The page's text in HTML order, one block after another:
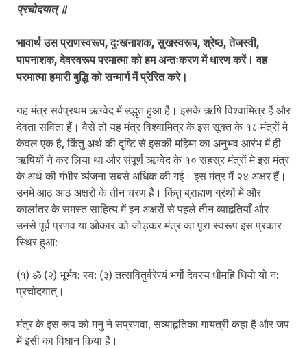
प्रचोदयात् ॥
भावार्थउस प्राणस्वरूप, दुःखनाशक, सुखस्वरूप, श्रेष्ठ, तेजस्वी,
पापनाशक, देवस्वरूप परमात्मा को हम अन्तःकरण में धारण करें। वह
परमात्मा हमारी बुद्धि को सन्मार्ग में प्रेरित करे।
यह मंत्र सर्वप्रथम ऋग्वेद में उद्धृत हुआ है। इसके ऋषि विश्वामित्र हैं और
देवता सविता हैं। वैसे तो यह मंत्र विश्वामित्र के इस सूक्त के १८ मंत्रों मे
केवल एक है, किंतु अर्थ की दृष्टि से इसकी महिमा का अनुभव आरंभ में ही
ऋषियों ने कर लिया था और संपूर्ण ऋग्वेद के १० सहस्र मंत्रों मे इस मंत्र
के अर्थ की गंभीर व्यंजना सबसे अधिक की गई। इस मंत्र में २४ अक्षर हैं।
उनमें आठ आठ अक्षरों के तीन चरण हैं। किंतु ब्राह्मण ग्रंथों में और
कालांतर के समस्त साहित्य में इन अक्षरों से पहले तीन व्याहृतियाँ और
उनसे पूर्व प्रणव या ओंकार को जोड़कर मंत्र का पूरा स्वरूप इस प्रकार
स्थिर हुआ:
(१) ॐ (२) भूर्भव: स्व: (३) तत्सवितुर्वरेण्यं भर्गो देवस्य धीमहि धियो यो न:
प्रचोदयात्।
मंत्र के इस रूप को मनु ने सप्रणवा, सव्याहृतिका गायत्री कहा है और जप
में इसी का विधान किया है।